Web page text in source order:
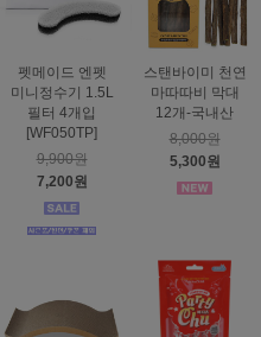
펫메이드 엔펫
미니정수기 1.5L
필터 4개입
[WF050TP]
9,900원
7,200원
스탠바이미 천연
마따따비 막대
12개-국내산
8,000원
5,300원